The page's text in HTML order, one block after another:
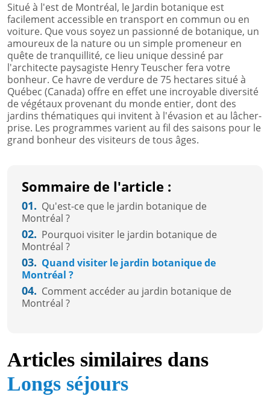
Situé à l'est de Montréal, le Jardin botanique est
facilement accessible en transport en commun ou en
voiture. Que vous soyez un passionné de botanique, un
amoureux de la nature ou un simple promeneur en
quête de tranquillité, ce lieu unique dessiné par
l'architecte paysagiste Henry Teuscher fera votre
bonheur. Ce havre de verdure de 75 hectares situé à
Québec (Canada) offre en effet une incroyable diversité
de végétaux provenant du monde entier, dont des
jardins thématiques qui invitent à l'évasion et au lâcher-
prise. Les programmes varient au fil des saisons pour le
grand bonheur des visiteurs de tous âges.
Sommaire de l'article :
01. Qu'est-ce que le jardin botanique de
Montréal ?
02. Pourquoi visiter le jardin botanique de
Montréal ?
03. Quand visiter le jardin botanique de
Montréal ?
04. Comment accéder au jardin botanique de
Montréal ?
Articles similaires dans
Longs séjours